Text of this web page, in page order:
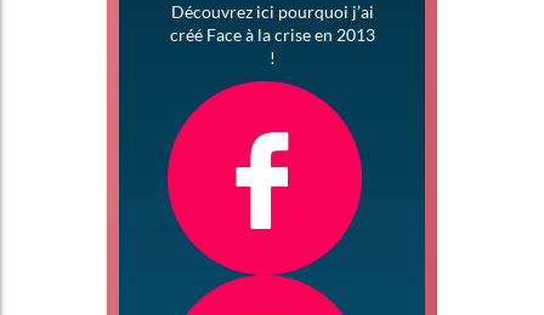
Découvrez ici pourquoi j’ai
créé Face à la crise en 2013
!